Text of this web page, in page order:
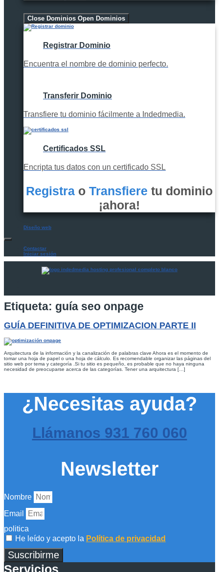
Close Dominios Open Dominios
Registrar Dominio
Encuentra el nombre de dominio perfecto.
Transferir Dominio
Transfiere tu dominio fácilmente a Indedmedia.
Certificados SSL
Encripta tus datos con un certificado SSL
Registra o Transfiere tu dominio
¡ahora!
Diseño web
Contactar
Iniciar sesión
Etiqueta: guía seo onpage
GUÍA DEFINITIVA DE OPTIMIZACION PARTE II
Arquitectura de la información y la canalización de palabras clave Ahora es el momento de
tomar una hoja de papel o una hoja de cálculo. Es recomendable organizar las páginas del
sitio web por tema y categoría .Si tu sitio es pequeño, es probable que no haya ninguna
necesidad de preocuparse acerca de las categorías. Tener una arquitectura […]
¿Necesitas ayuda?
Llámanos 931 760 060
Newsletter
Nombre
Email
politica
He leído y acepto la Política de privacidad
Suscribirme
Servicios